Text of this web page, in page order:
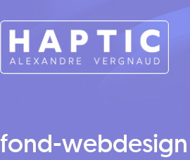
fond-webdesign